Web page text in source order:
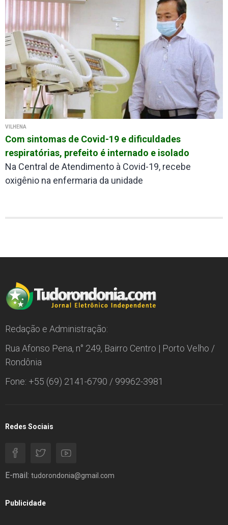
VILHENA
Com sintomas de Covid-19 e dificuldades
respiratórias, prefeito é internado e isolado
Na Central de Atendimento à Covid-19, recebe
oxigênio na enfermaria da unidade
Redação e Administração:
Rua Afonso Pena, n° 249, Bairro Centro | Porto Velho /
Rondônia
Fone: +55 (69) 2141-6790 / 99962-3981
Redes Sociais
E-mail: tudorondonia@gmail.com
Publicidade